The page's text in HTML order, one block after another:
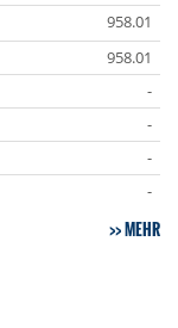
958.01
958.01
-
-
-
-
MEHR